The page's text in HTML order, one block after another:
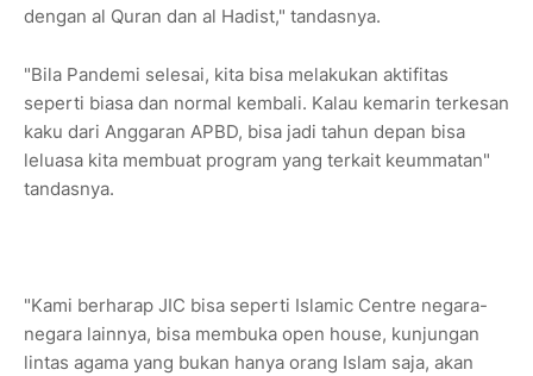
dengan al Quran dan al Hadist," tandasnya.
"Bila Pandemi selesai, kita bisa melakukan aktifitas
seperti biasa dan normal kembali. Kalau kemarin terkesan
kaku dari Anggaran APBD, bisa jadi tahun depan bisa
leluasa kita membuat program yang terkait keummatan"
tandasnya.
"Kami berharap JIC bisa seperti Islamic Centre negara-
negara lainnya, bisa membuka open house, kunjungan
lintas agama yang bukan hanya orang Islam saja, akan